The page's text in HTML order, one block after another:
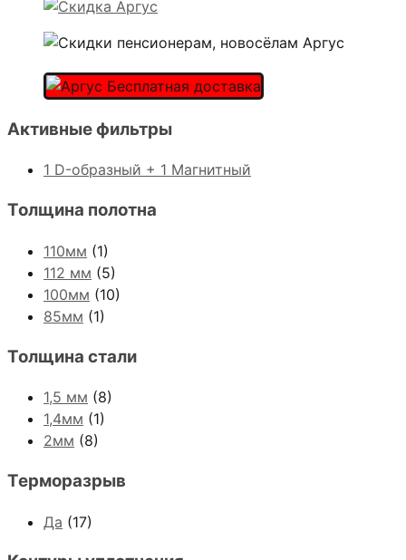
Активные фильтры
1 D-образный + 1 Магнитный
Толщина полотна
110мм (1)
112 мм (5)
100мм (10)
85мм (1)
Толщина стали
1,5 мм (8)
1,4мм (1)
2мм (8)
Терморазрыв
Да (17)